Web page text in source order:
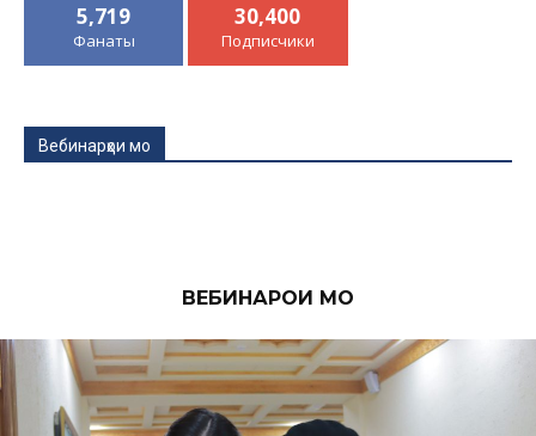
5,719
Фанаты
30,400
Подписчики
Вебинарҳои мо
ВЕБИНАРҲОИ МО